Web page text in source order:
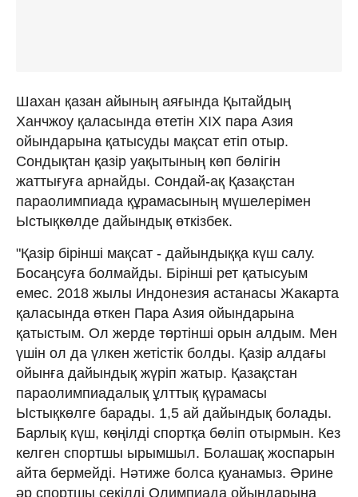
Шахан қазан айының аяғында Қытайдың
Ханчжоу қаласында өтетін XIX пара Азия
ойындарына қатысуды мақсат етіп отыр.
Сондықтан қазір уақытының көп бөлігін
жаттығуға арнайды. Сондай-ақ Қазақстан
параолимпиада құрамасының мүшелерімен
Ыстықкөлде дайындық өткізбек.
"Қазір бірінші мақсат - дайындыққа күш салу.
Босаңсуға болмайды. Бірінші рет қатысуым
емес. 2018 жылы Индонезия астанасы Жакарта
қаласында өткен Пара Азия ойындарына
қатыстым. Ол жерде төртінші орын алдым. Мен
үшін ол да үлкен жетістік болды. Қазір алдағы
ойынға дайындық жүріп жатыр. Қазақстан
параолимпиадалық ұлттық қүрамасы
Ыстықкөлге барады. 1,5 ай дайындық болады.
Барлық күш, көңілді спортқа бөліп отырмын. Кез
келген спортшы ырымшыл. Болашақ жоспарын
айта бермейді. Нәтиже болса қуанамыз. Әрине
әр спортшы секілді Олимпиада ойындарына